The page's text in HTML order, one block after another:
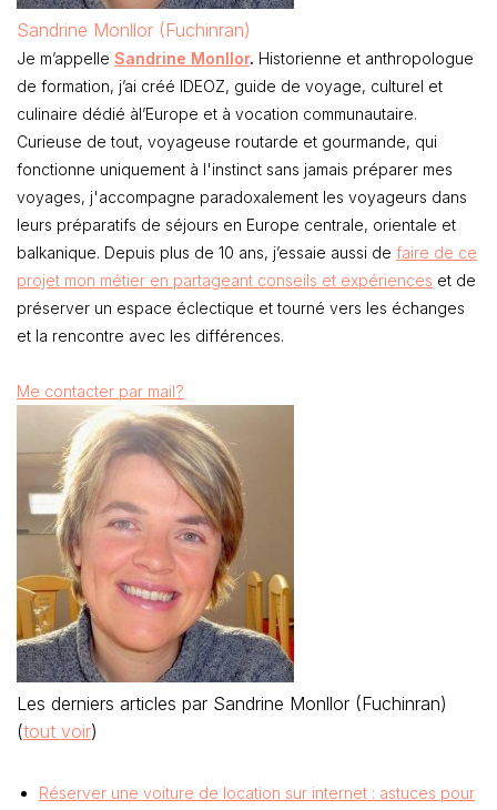
Sandrine Monllor (Fuchinran)
Je m’appelle Sandrine Monllor. Historienne et anthropologue
de formation, j’ai créé IDEOZ, guide de voyage, culturel et
culinaire dédié àl’Europe et à vocation communautaire.
Curieuse de tout, voyageuse routarde et gourmande, qui
fonctionne uniquement à l'instinct sans jamais préparer mes
voyages, j'accompagne paradoxalement les voyageurs dans
leurs préparatifs de séjours en Europe centrale, orientale et
balkanique. Depuis plus de 10 ans, j’essaie aussi de faire de ce
projet mon métier en partageant conseils et expériences et de
préserver un espace éclectique et tourné vers les échanges
et la rencontre avec les différences.
Me contacter par mail?
Les derniers articles par Sandrine Monllor (Fuchinran)
(tout voir)
Réserver une voiture de location sur internet : astuces pour